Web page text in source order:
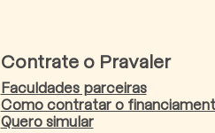
Contrate o Pravaler
Faculdades parceiras
Como contratar o
Quero simular